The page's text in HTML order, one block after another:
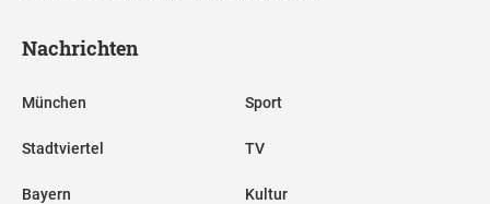
Nachrichten
München
Stadtviertel
Bayern
Sport
TV
Kultur